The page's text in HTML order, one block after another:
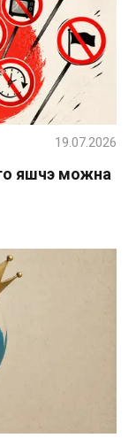
яшчэ можна
19.07.2026